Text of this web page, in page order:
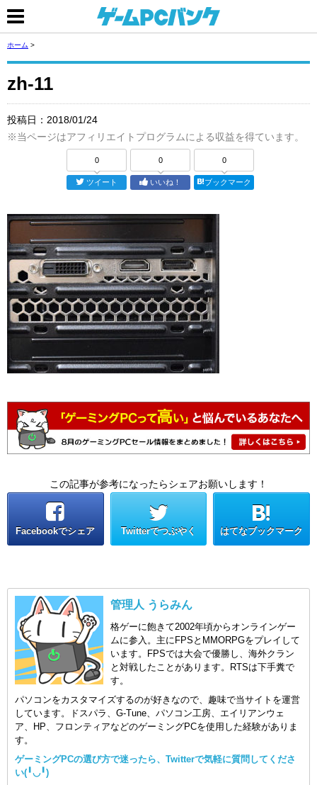
ホーム >
zh-11
投稿日： 2018/01/24
※当ページはアフィリエイトプログラムによる収益を得ています。
0
ツイート
0
いいね！
0
ブックマーク
この記事が参考になったらシェアお願いします！
Facebookでシェア Twitterでつぶやく はてなブックマーク
管理人 うらみん
格ゲーに飽きて2002年頃からオンラインゲー
ムに参入。主にFPSとMMORPGをプレイして
います。FPSでは大会で優勝し、海外クラン
と対戦したことがあります。RTSは下手糞で
す。
パソコンをカスタマイズするのが好きなので、趣味で当サイトを運営
しています。ドスパラ、G-Tune、パソコン工房、エイリアンウェ
ア、HP、フロンティアなどのゲーミングPCを使用した経験がありま
す。
ゲーミングPCの選び方で迷ったら、Twitterで気軽に質問してくださ
い(╹◡╹)